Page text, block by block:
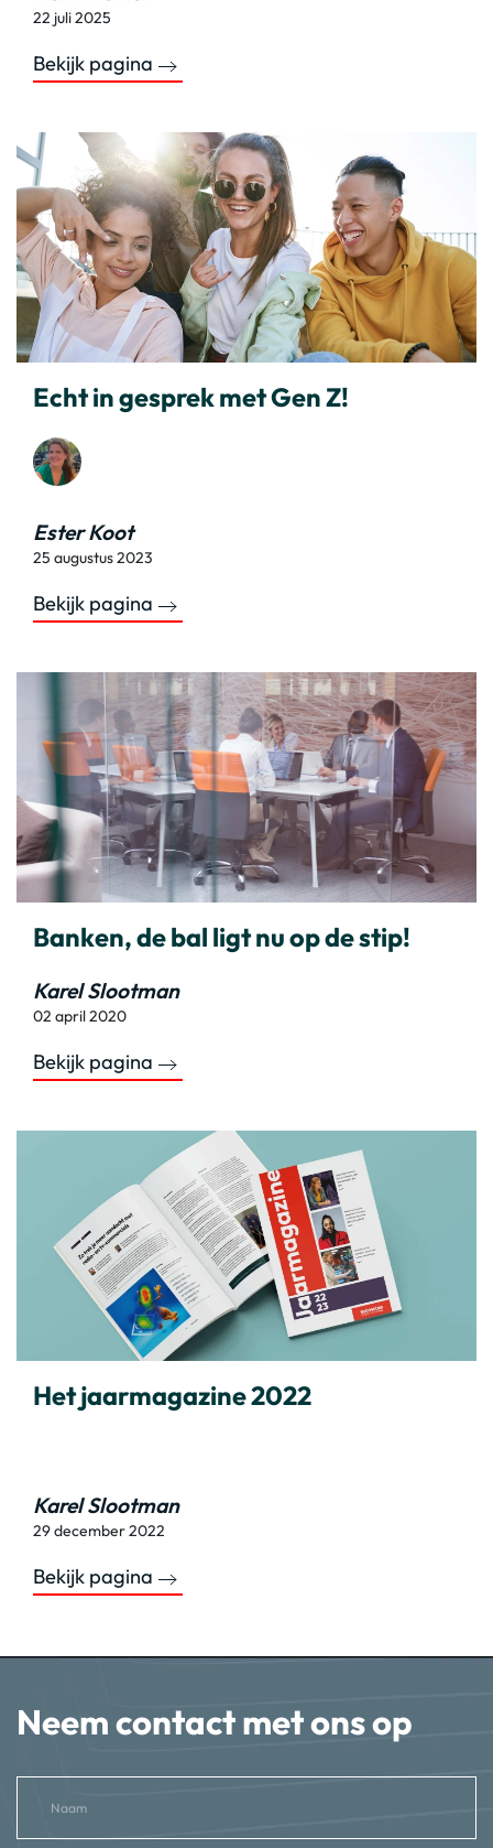
22 juli 2025
Bekijk pagina
Echt in gesprek met Gen Z!
Ester Koot
25 augustus 2023
Bekijk pagina
Banken, de bal ligt nu op de stip!
Karel Slootman
02 april 2020
Bekijk pagina
Het jaarmagazine 2022
Karel Slootman
29 december 2022
Bekijk pagina
Neem contact met ons op